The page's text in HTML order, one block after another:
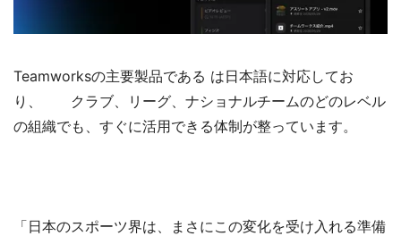
Teamworksの主要製品である は日本語に対応してお
り、 クラブ、リーグ、ナショナルチームのどのレベル
の組織でも、すぐに活用できる体制が整っています。
「日本のスポーツ界は、まさにこの変化を受け入れる準備